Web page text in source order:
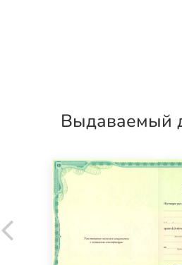
Выдаваемый